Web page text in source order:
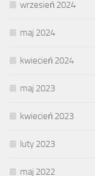
wrzesień 2024
maj 2024
kwiecień 2024
maj 2023
kwiecień 2023
luty 2023
maj 2022